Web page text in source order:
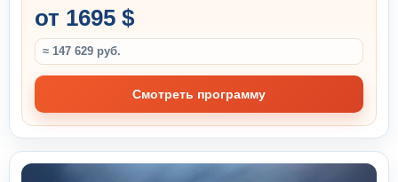
от 1695 $
≈ 147 629 руб.
Смотреть программу